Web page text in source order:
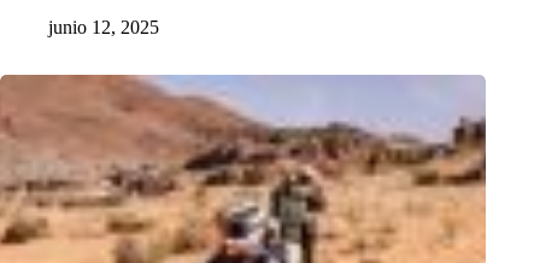
junio 12, 2025